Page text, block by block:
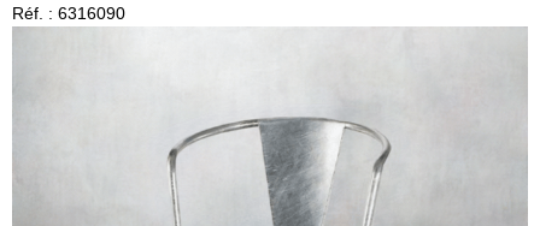
Réf. : 6316090